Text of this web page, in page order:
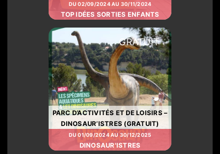
DU 02/09/2024 AU 30/11/2024
TOP IDÉES SORTIES ENFANTS
GRATUIT
PARC D’ACTIVITÉS ET DE LOISIRS –
DINOSAUR’ISTRES (GRATUIT)
DU 01/09/2024 AU 30/12/2025
DINOSAUR'ISTRES